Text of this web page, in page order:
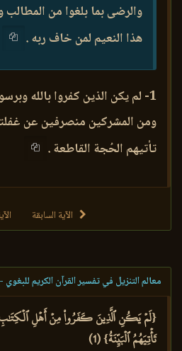
والرضى بما بلغوا من
هذا النعيم لمن خاف ربه .
1- لم يكن الذين كفروا بالله
ومن المشركين منصرفين عن
تأتيهم الحُجة القاطعة .
الآية السابقة
معالم التنزيل في تفسير القرآن الكريم للبغوي
{لَمۡ يَكُنِ ٱلَّذِينَ كَفَرُواْ مِنۡ أَهۡلِ
تَأۡتِيَهُمُ ٱلۡبَيِّنَةُ} (1)